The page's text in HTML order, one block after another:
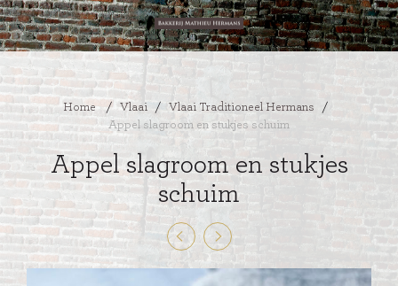
Home / Vlaai / Vlaai Traditioneel Hermans
/
Appel slagroom en stukjes schuim
Appel slagroom en stukjes
schuim